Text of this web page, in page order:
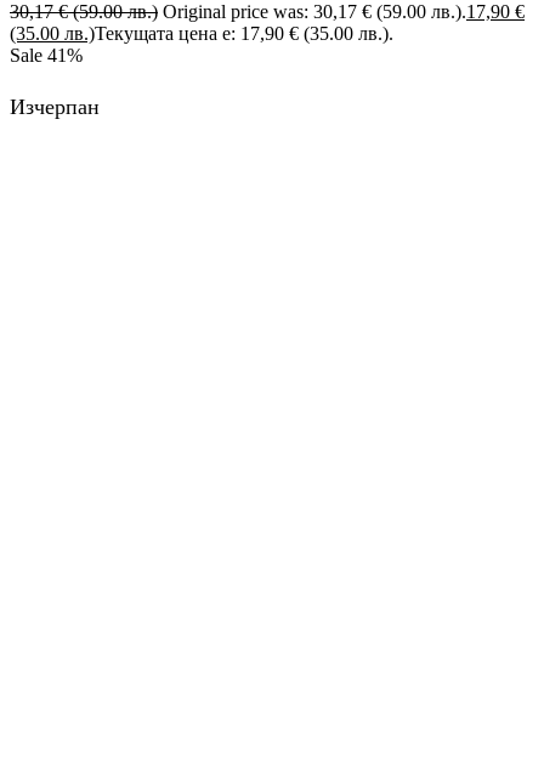
30,17€ (59.00 лв.) Original price was: 30,17 € (59.00 лв.).17,90 €
(35.00 лв.)Текущата цена е: 17,90 € (35.00 лв.).
Sale 41%
Изчерпан